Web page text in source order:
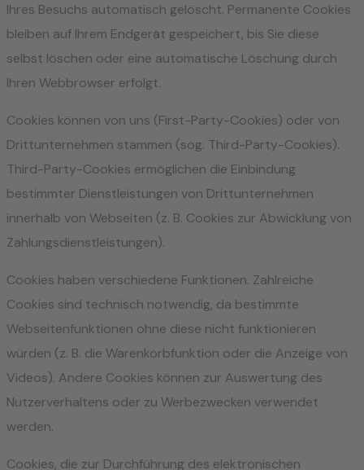
Ihres Besuchs automatisch gelöscht. Permanente Cookies
bleiben auf Ihrem Endgerät gespeichert, bis Sie diese
selbst löschen oder eine automatische Löschung durch
Ihren Webbrowser erfolgt.
Cookies können von uns (First-Party-Cookies) oder von
Drittunternehmen stammen (sog. Third-Party-Cookies).
Third-Party-Cookies ermöglichen die Einbindung
bestimmter Dienstleistungen von Drittunternehmen
innerhalb von Webseiten (z. B. Cookies zur Abwicklung von
Zahlungsdienstleistungen).
Cookies haben verschiedene Funktionen. Zahlreiche
Cookies sind technisch notwendig, da bestimmte
Webseitenfunktionen ohne diese nicht funktionieren
würden (z. B. die Warenkorbfunktion oder die Anzeige von
Videos). Andere Cookies können zur Auswertung des
Nutzerverhaltens oder zu Werbezwecken verwendet
werden.
Cookies, die zur Durchführung des elektronischen